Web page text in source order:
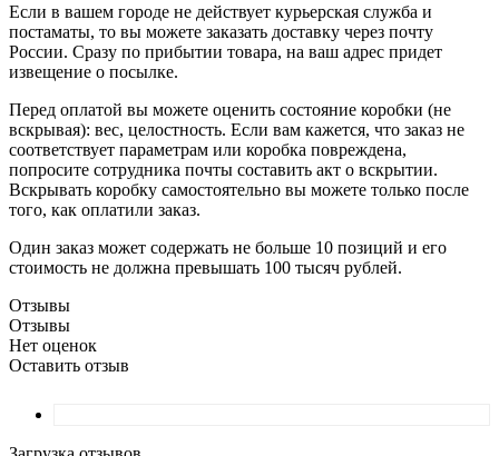
Если в вашем городе не действует курьерская служба и
постаматы, то вы можете заказать доставку через почту
России. Сразу по прибытии товара, на ваш адрес придет
извещение о посылке.
Перед оплатой вы можете оценить состояние коробки (не
вскрывая): вес, целостность. Если вам кажется, что заказ не
соответствует параметрам или коробка повреждена,
попросите сотрудника почты составить акт о вскрытии.
Вскрывать коробку самостоятельно вы можете только после
того, как оплатили заказ.
Один заказ может содержать не больше 10 позиций и его
стоимость не должна превышать 100 тысяч рублей.
Отзывы
Отзывы
Нет оценок
Оставить отзыв